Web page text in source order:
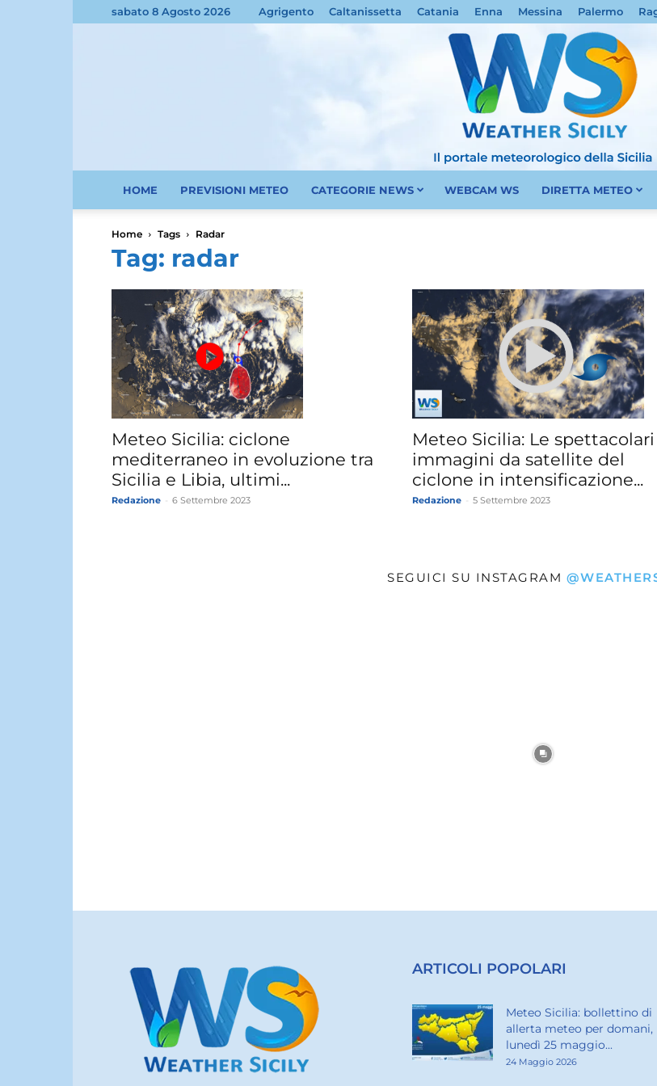
sabato 8 Agosto 2026 Agrigento Caltanissetta Catania Enna Messina Palermo
Sicilia
HOME PREVISIONI METEO CATEGORIE NEWS WEBCAM WS DIRETTA METEO
Home Tags Radar
Tag: radar
Meteo Sicilia: ciclone
mediterraneo in evoluzione tra
Sicilia e Libia, ultimi...
Redazione 6 Settembre 2023
Meteo Sicilia: Le spettacolari
immagini da satellite del
ciclone in intensificazione...
Redazione 5 Settembre 2023
SEGUICI SU INSTAGRAM
ARTICOLI POPOLARI
Meteo Sicilia: bollettino di
allerta meteo per domani,
lunedì 25 maggio...
24 Maggio 2026